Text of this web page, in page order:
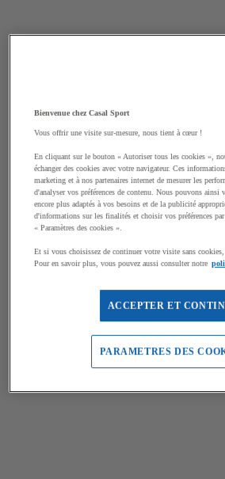
Bienvenue chez Casal Sport
Vous offrir une visite sur-mesure, nous tient à cœur !
En cliquant sur le bouton « Autoriser tous les cookies »,
échanger des cookies avec votre navigateur. Ces
marketing et à nos partenaires internet de mesurer les
d'analyser vos préférences de contenu. Nous pouvons ainsi
encore plus adaptés à vos besoins et de la publicité
d'informations sur les finalités et choisir vos préférences
« Paramètres des cookies ».
Et si vous choisissez de continuer votre visite sans
Pour en savoir plus, vous pouvez aussi consulter notre
ACCEPTER ET
PARAMETRES DES